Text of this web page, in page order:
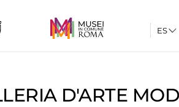
D'ARTE